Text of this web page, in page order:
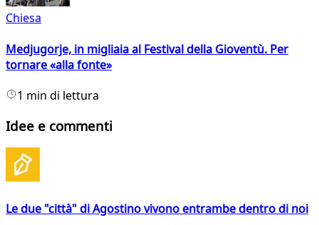
Chiesa
Medjugorje, in migliaia al Festival della Gioventù. Per
tornare «alla fonte»
1 min di lettura
Idee e commenti
Le due "città" di Agostino vivono entrambe dentro di noi